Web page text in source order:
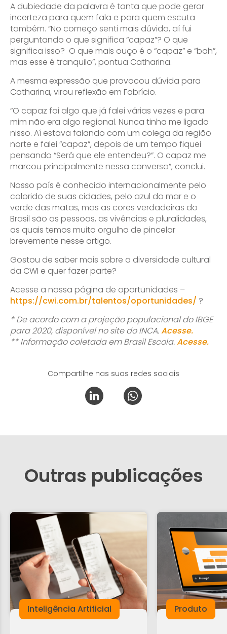
A dubiedade da palavra é tanta que pode gerar
incerteza para quem fala e para quem escuta
também. “No começo senti mais dúvida, aí fui
perguntando o que significa “capaz”? O que
significa isso? O que mais ouço é o “capaz” e “bah”,
mas esse é tranquilo”, pontua Catharina.
A mesma expressão que provocou dúvida para
Catharina, virou reflexão em Fabrício.
“O capaz foi algo que já falei várias vezes e para
mim não era algo regional. Nunca tinha me ligado
nisso. Aí estava falando com um colega da região
norte e falei “capaz”, depois de um tempo fiquei
pensando “Será que ele entendeu?”. O capaz me
marcou principalmente nessa conversa”, conclui.
Nosso país é conhecido internacionalmente pelo
colorido de suas cidades, pelo azul do mar e o
verde das matas, mas as cores verdadeiras do
Brasil são as pessoas, as vivências e pluralidades,
as quais temos muito orgulho de pincelar
brevemente nesse artigo.
Gostou de saber mais sobre a diversidade cultural
da CWI e quer fazer parte?
Acesse a nossa página de oportunidades –
https://cwi.com.br/talentos/oportunidades/ ?
* De acordo com a projeção populacional do IBGE
para 2020, disponível no site do INCA.Acesse.
** Informação coletada em Brasil Escola.Acesse.
Compartilhe nas suas redes sociais
Outras publicações
Inteligência Artificial Produto